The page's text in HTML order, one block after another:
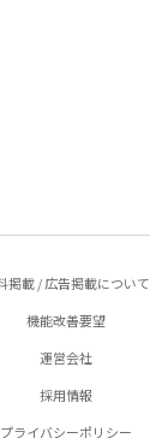
掲載 / 広告掲載について
機能改善要望
運営会社
採用情報
プライバシーポリシー